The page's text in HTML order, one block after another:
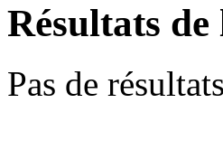
Résultats
Pas de